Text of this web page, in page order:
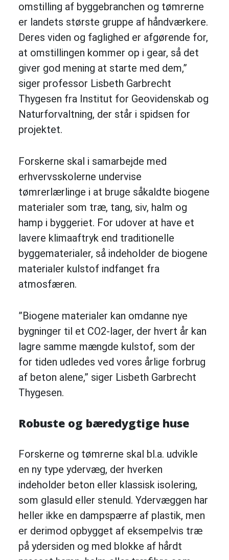
omstilling af byggebranchen og tømrerne
er landets største gruppe af håndværkere.
Deres viden og faglighed er afgørende for,
at omstillingen kommer op i gear, så det
giver god mening at starte med dem,”
siger professor Lisbeth Garbrecht
Thygesen fra Institut for Geovidenskab og
Naturforvaltning, der står i spidsen for
projektet.
Forskerne skal i samarbejde med
erhvervsskolerne undervise
tømrerlærlinge i at bruge såkaldte biogene
materialer som træ, tang, siv, halm og
hamp i byggeriet. For udover at have et
lavere klimaaftryk end traditionelle
byggematerialer, så indeholder de biogene
materialer kulstof indfanget fra
atmosfæren.
”Biogene materialer kan omdanne nye
bygninger til et CO2-lager, der hvert år kan
lagre samme mængde kulstof, som der
for tiden udledes ved vores årlige forbrug
af beton alene,” siger Lisbeth Garbrecht
Thygesen.
Robuste og bæredygtige huse
Forskerne og tømrerne skal bl.a. udvikle
en ny type ydervæg, der hverken
indeholder beton eller klassisk isolering,
som glasuld eller stenuld. Ydervæggen har
heller ikke en dampspærre af plastik, men
er derimod opbygget af eksempelvis træ
på ydersiden og med blokke af hårdt